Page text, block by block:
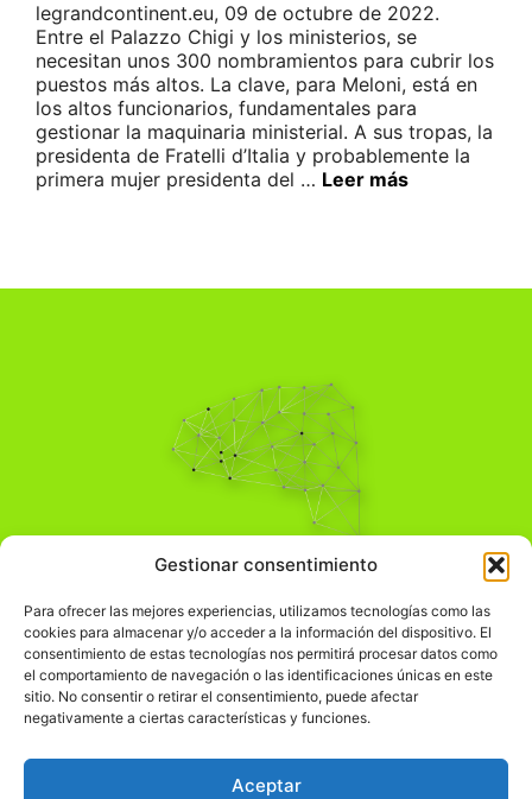
Gestionar consentimiento
Para ofrecer las mejores experiencias, utilizamos tecnologías como las
cookies para almacenar y/o acceder a la información del dispositivo. El
consentimiento de estas tecnologías nos permitirá procesar datos como
el comportamiento de navegación o las identificaciones únicas en este
sitio. No consentir o retirar el consentimiento, puede afectar
negativamente a ciertas características y funciones.
Aceptar
legrandcontinent.eu, 09 de octubre de 2022.
Entre el Palazzo Chigi y los ministerios, se
necesitan unos 300 nombramientos para cubrir los
puestos más altos. La clave, para Meloni, está en
los altos funcionarios, fundamentales para
gestionar la maquinaria ministerial. A sus tropas, la
presidenta de Fratelli d’Italia y probablemente la
primera mujer presidenta del … Leer más
Pensamiento Crítico
Comprender el mundo para transformarlo.
Información Legal
჻Política de privacidad
Política de cookies